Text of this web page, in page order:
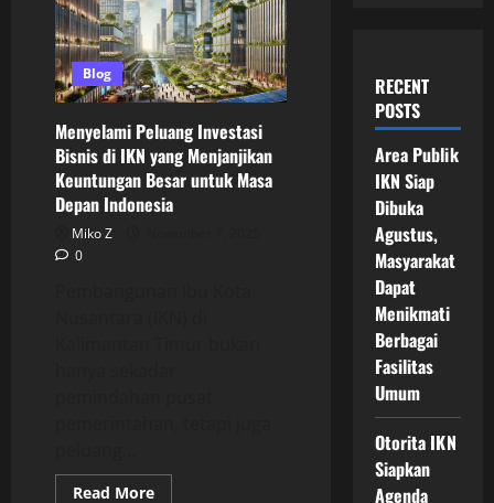
Blog
Menyelami Peluang Investasi
Bisnis di IKN yang Menjanjikan
Keuntungan Besar untuk Masa
Depan Indonesia
Miko Z
0
Read MoreRead
RECENT
POSTS
Area Publik
IKN Siap
Dibuka
Agustus,
Masyarakat
Dapat
Menikmati
Berbagai
Fasilitas
Umum
Otorita IKN
Siapkan
Agenda